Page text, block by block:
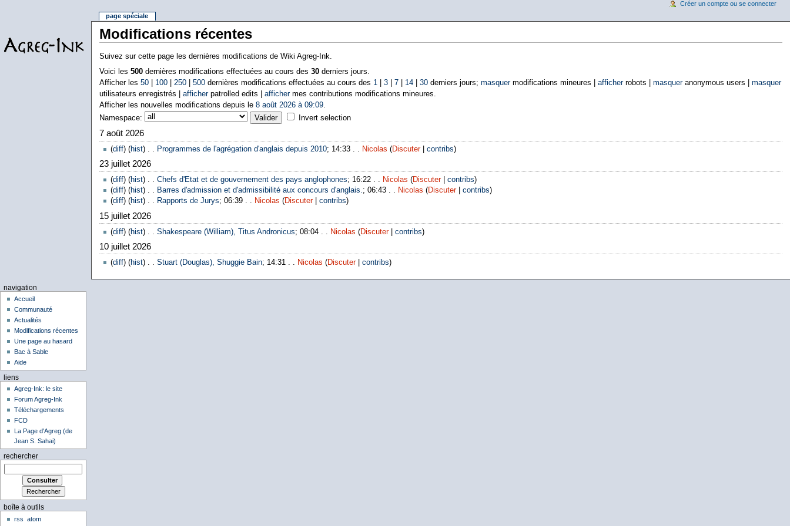
Modifications récentes
Suivez sur cette page les dernières modifications de Wiki Agreg-Ink.
Voici les 500dernières modifications effectuées au cours des 30derniers jours.
Afficher les 50| 100| 250| 500dernières modifications effectuées au cours des 1 3| 7| 14| 30derniers jours; masquermodifications mineures | afficherrobots | masqueranonymous users | masquer
utilisateurs enregistrés | afficherpatrolled edits | affichermes contributions modifications mineures.
Afficher les nouvelles modifications depuis le 8 août 2026 à 09:09.
Namespace:
Invert selection
7 août 2026
(diff) (hist) . . Programmes de l'agrégation d'anglais depuis 2010; 14:33 . . Nicolas (Discuter| contribs)
23 juillet 2026
(diff) (hist) . . Chefs d'Etat et de gouvernement des pays anglophones; 16:22 . . Nicolas (Discuter| contribs)
(diff) (hist) . . Barres d'admission et d'admissibilité aux concours d'anglais.; 06:43 . . Nicolas (Discuter| contribs)
(diff) (hist) . . Rapports de Jurys; 06:39 . . Nicolas (Discuter| contribs)
15 juillet 2026
(diff) (hist) . . Shakespeare (William), Titus Andronicus; 08:04 . . Nicolas (Discuter| contribs)
10 juillet 2026
(diff) (hist) . . Stuart (Douglas), Shuggie Bain; 14:31 . . Nicolas (Discuter| contribs)
page spéciale
Créer un compte ou se connecter
navigation
Accueil
Communauté
Actualités
Modifications récentes
Une page au hasard
Bac à Sable
Aide
liens
Agreg-Ink: le site
Forum Agreg-Ink
Téléchargements
FCD
La Page d'Agreg (de
Jean S. Sahai)
rechercher
boîte à outils
rss
atom